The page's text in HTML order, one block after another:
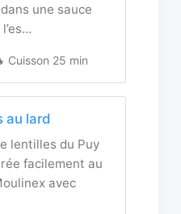
une sauce
Cuisson 25 min
au lard
lentilles du Puy
facilement au
avec